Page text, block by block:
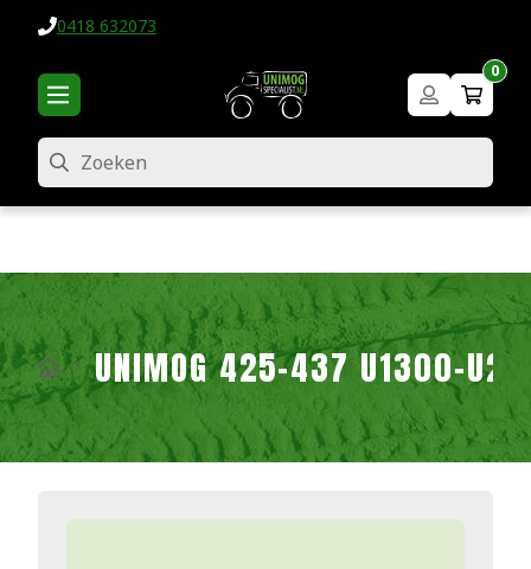
0418 632073
0
Zoeken
UNIMOG 425-437 U1300-